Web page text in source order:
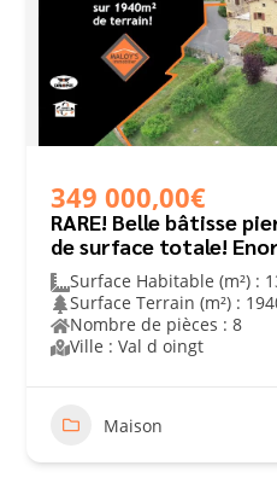
349 000,00€
RARE! Belle bâtisse
de surface totale!
habitables!
Surface Habitable (m²) :
Surface Terrain (m²) :
Nombre de pièces : 8
Ville : Val d oingt
Maison